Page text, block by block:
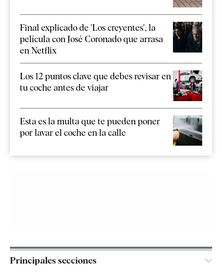
Final explicado de 'Los creyentes', la
película con José Coronado que arrasa
en Netflix
Los 12 puntos clave que debes revisar en
tu coche antes de viajar
Esta es la multa que te pueden poner
por lavar el coche en la calle
Principales secciones